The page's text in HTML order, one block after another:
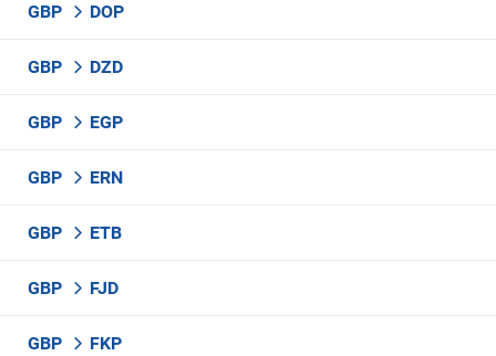
GBP DOP
GBP DZD
GBP EGP
GBP ERN
GBP ETB
GBP FJD
GBP FKP